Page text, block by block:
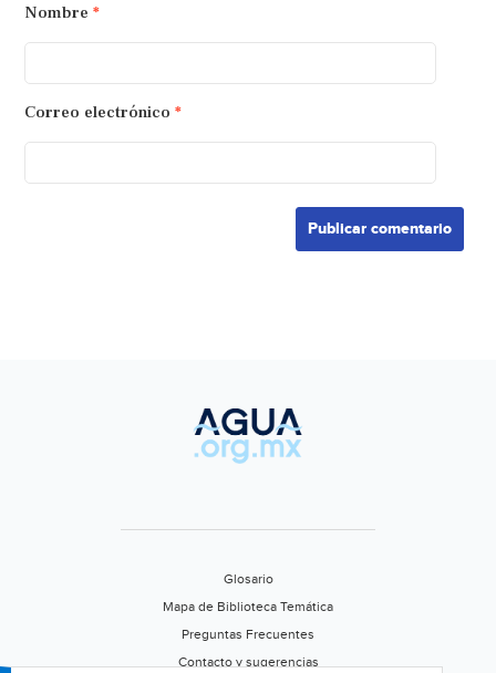
Nombre *
Correo electrónico *
Glosario
Mapa de Biblioteca Temática
Preguntas Frecuentes
Contacto y sugerencias